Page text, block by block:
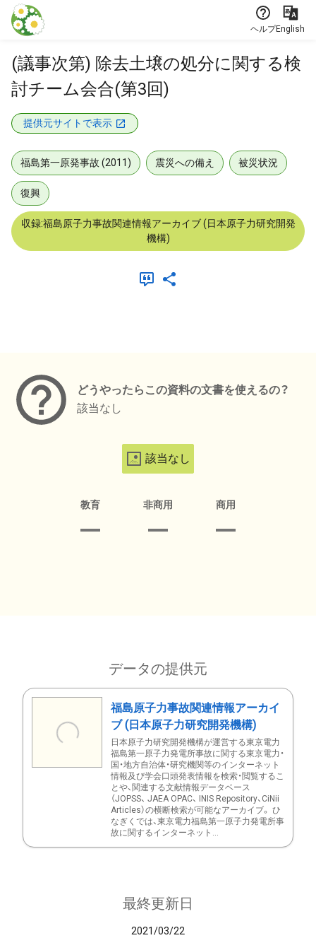
本文に飛ぶ
ヘルプEnglish
(議事次第) 除去土壌の処分に関する検
討チーム会合(第3回)
提供元サイトで表示
福島第一原発事故 (2011) 震災への備え 被災状況
復興
収録:福島原子力事故関連情報アーカイブ (日本原子力研究開発
機構)
どうやったらこの資料の文書を使えるの？
該当なし
該当なし
教育 非商用 商用
データの提供元
福島原子力事故関連情報アーカイ
ブ (日本原子力研究開発機構)
日本原子力研究開発機構が運営する東京電力
福島第一原子力発電所事故に関する東京電力・
国・地方自治体・研究機関等のインターネット
情報及び学会口頭発表情報を検索・閲覧するこ
とや、関連する文献情報データベース
（JOPSS、 JAEA OPAC、 INIS Repository、CiNii
Articles）の横断検索が可能なアーカイブ。 ひ
なぎくでは、東京電力福島第一原子力発電所事
故に関するインターネット...
最終更新日
2021/03/22